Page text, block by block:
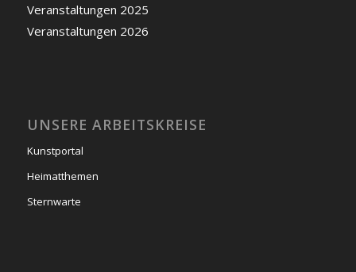
Veranstaltungen 2025
Veranstaltungen 2026
UNSERE ARBEITSKREISE
Kunstportal
Heimatthemen
Sternwarte